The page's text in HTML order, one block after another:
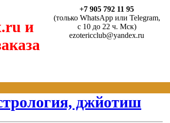
и
+7 905 792 11 95
(только WhatsApp или Telegram,
с 10 до 22 ч. Мск)
ezotericclub@yandex.ru
джйотиш